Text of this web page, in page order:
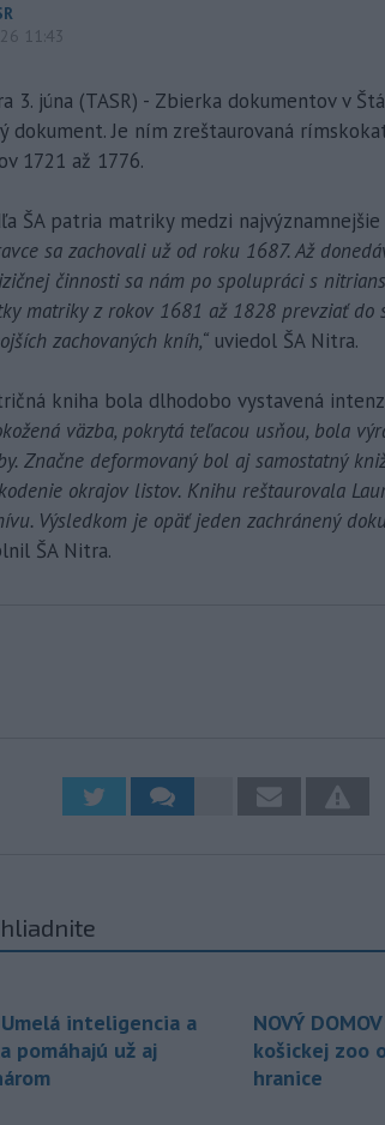
11:43
3. júna (TASR) - Zbierka dokumentov v
dokument. Je ním zreštaurovaná
1721 až 1776.
ŠA patria matriky medzi
sa zachovali už od roku 1687. Až
činnosti sa nám po spolupráci s
matriky z rokov 1681 až 1828 prevziať
zachovaných kníh,“ uviedol ŠA Nitra.
kniha bola dlhodobo vystavená
väzba, pokrytá teľacou usňou, bola
Značne deformovaný bol aj samostatný
okrajov listov. Knihu reštaurovala
Výsledkom je opäť jeden zachránený
ŠA Nitra.
Umelá inteligencia a
pomáhajú už aj
NOVÝ
košickej zoo
hranice